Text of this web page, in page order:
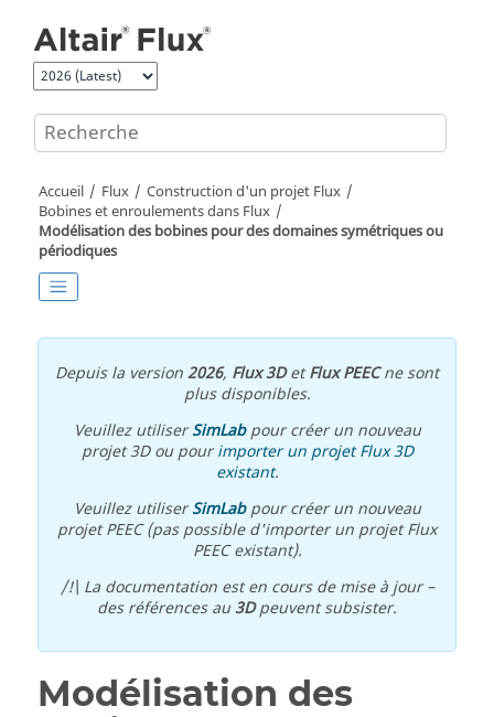
Accueil Flux
Construction d'un projet Flux
Bobines et enroulements dans Flux
Modélisation des bobines pour des domaines symétriques ou
périodiques
Depuis la version2026, Flux 3DetFlux PEECne sont
plus disponibles.
Veuillez utiliserSimLabpour créer un nouveau
projet 3D ou pourimporter un projet Flux 3D
existant.
Veuillez utiliserSimLabpour créer un nouveau
projet PEEC (pas possible d'importer un projet Flux
PEEC existant).
/!\ La documentation est en cours de mise à jour –
des références au3Dpeuvent subsister.
Modélisation des